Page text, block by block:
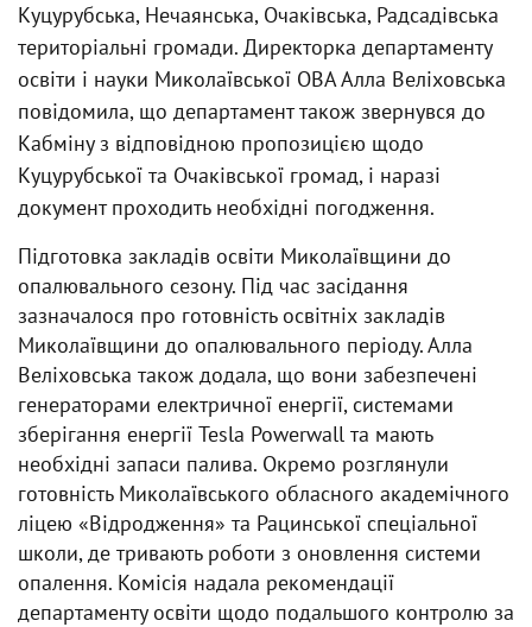
Куцурубська, Нечаянська, Очаківська, Радсадівська
територіальні громади. Директорка департаменту
освіти і науки Миколаївської ОВА Алла Веліховська
повідомила, що департамент також звернувся до
Кабміну з відповідною пропозицією щодо
Куцурубської та Очаківської громад, і наразі
документ проходить необхідні погодження.
Підготовка закладів освіти Миколаївщини до
опалювального сезону. Під час засідання
зазначалося про готовність освітніх закладів
Миколаївщини до опалювального періоду. Алла
Веліховська також додала, що вони забезпечені
генераторами електричної енергії, системами
зберігання енергії Tesla Powerwall та мають
необхідні запаси палива. Окремо розглянули
готовність Миколаївського обласного академічного
ліцею «Відродження» та Рацинської спеціальної
школи, де тривають роботи з оновлення системи
опалення. Комісія надала рекомендації
департаменту освіти щодо подальшого контролю за